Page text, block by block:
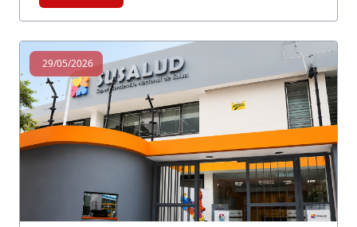
29/05/2026